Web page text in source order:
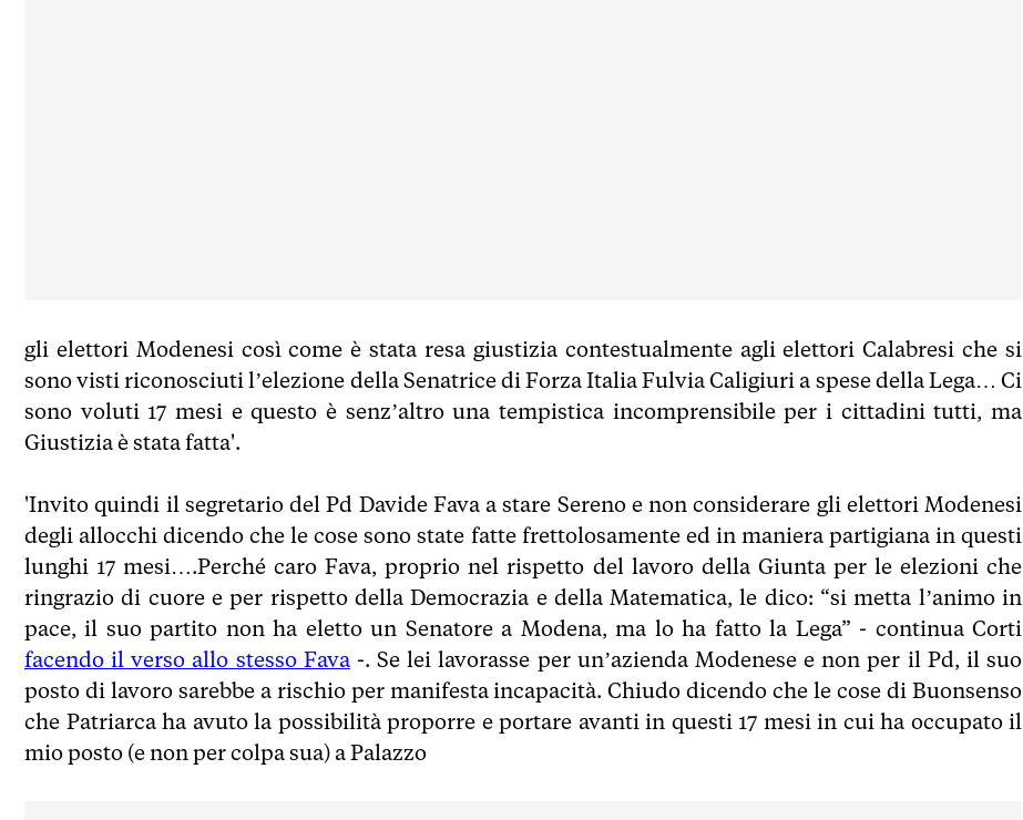
gli elettori Modenesi così come è stata resa giustizia contestualmente agli elettori Calabresi che si
sono visti riconosciuti l’elezione della Senatrice di Forza Italia Fulvia Caligiuri a spese della Lega… Ci
sono voluti 17 mesi e questo è senz’altro una tempistica incomprensibile per i cittadini tutti, ma
Giustizia è stata fatta'.
'Invito quindi il segretario del Pd Davide Fava a stare Sereno e non considerare gli elettori Modenesi
degli allocchi dicendo che le cose sono state fatte frettolosamente ed in maniera partigiana in questi
lunghi 17 mesi….Perché caro Fava, proprio nel rispetto del lavoro della Giunta per le elezioni che
ringrazio di cuore e per rispetto della Democrazia e della Matematica, le dico: “si metta l’animo in
pace, il suo partito non ha eletto un Senatore a Modena, ma lo ha fatto la Lega” - continua Corti
facendo il verso allo stesso Fava-. Se lei lavorasse per un’azienda Modenese e non per il Pd, il suo
posto di lavoro sarebbe a rischio per manifesta incapacità. Chiudo dicendo che le cose di Buonsenso
che Patriarca ha avuto la possibilità proporre e portare avanti in questi 17 mesi in cui ha occupato il
mio posto (e non per colpa sua) a Palazzo